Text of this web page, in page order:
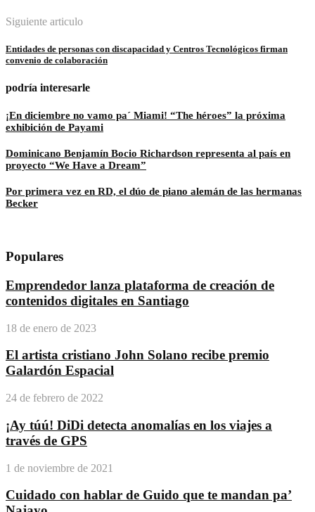
Siguiente articulo
Entidades de personas con discapacidad y Centros Tecnológicos firman
convenio de colaboración
podría interesarle
¡En diciembre no vamo pa´ Miami! “The héroes” la próxima
exhibición de Payami
Dominicano Benjamín Bocio Richardson representa al país en
proyecto “We Have a Dream”
Por primera vez en RD, el dúo de piano alemán de las hermanas
Becker
Populares
Emprendedor lanza plataforma de creación de
contenidos digitales en Santiago
18 de enero de 2023
El artista cristiano John Solano recibe premio
Galardón Espacial
24 de febrero de 2022
¡Ay túú! DiDi detecta anomalías en los viajes a
través de GPS
1 de noviembre de 2021
Cuidado con hablar de Guido que te mandan pa’